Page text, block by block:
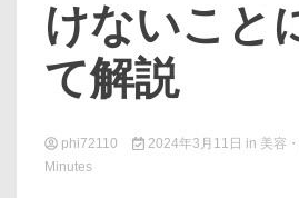
けないこと
て解説
phi72110 2024年3月11日 in 美容
Minutes